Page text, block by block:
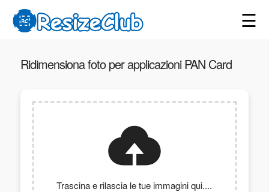
☰
Ridimensiona foto per applicazioni PAN Card
Trascina e rilascia le tue immagini qui....